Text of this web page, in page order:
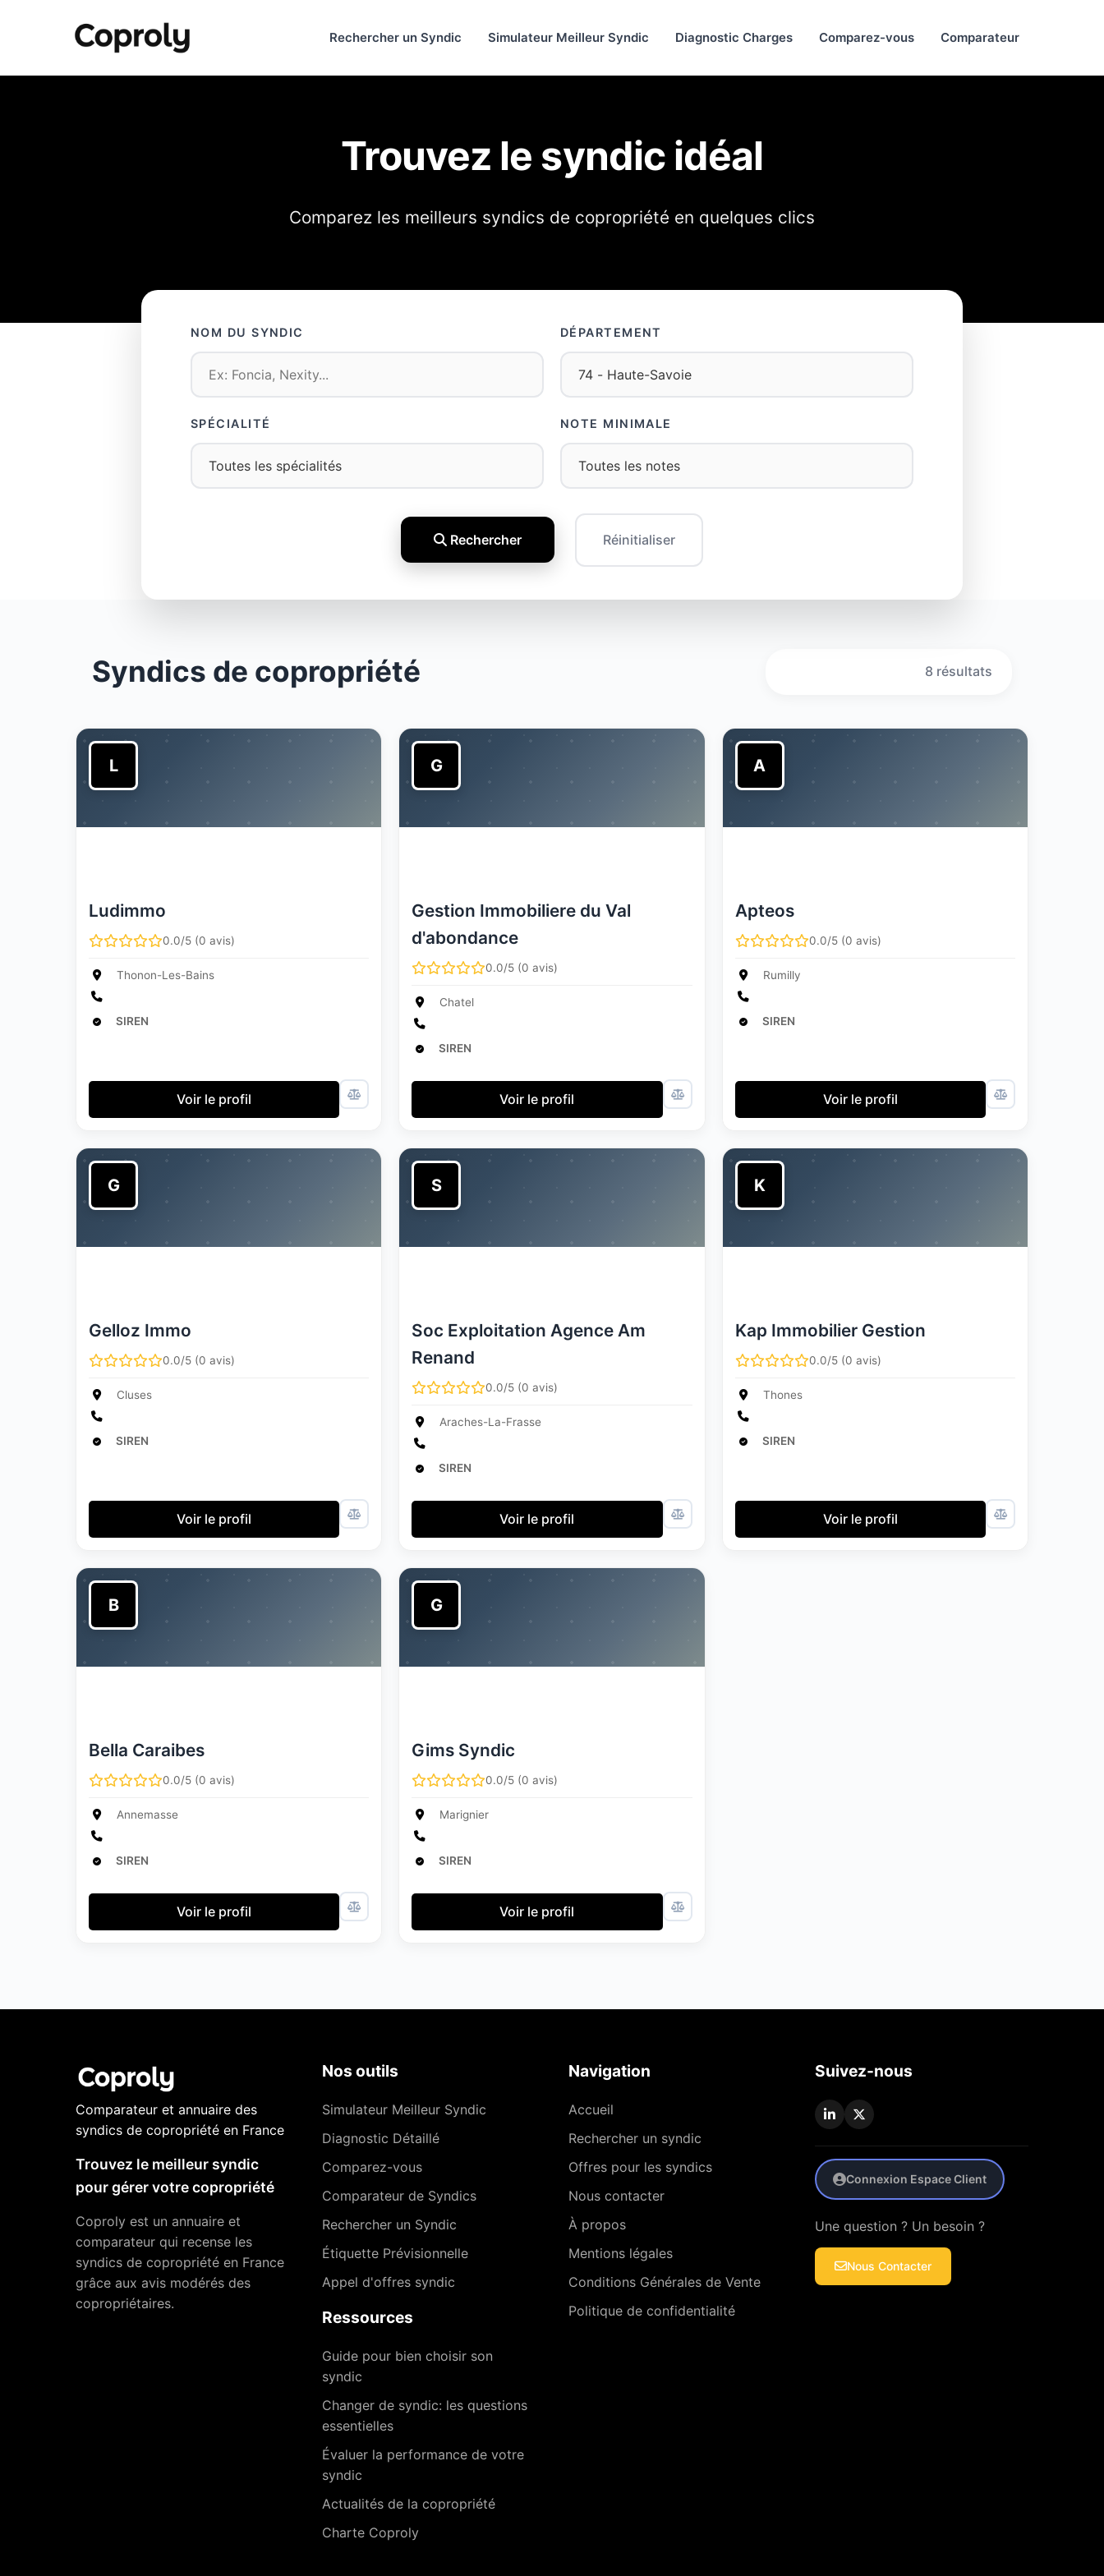
Rechercher un Syndic Simulateur Meilleur Syndic Diagnostic Charges Comparez-vous Comparateur
Trouvez le syndic idéal
Comparez les meilleurs syndics de copropriété en quelques clics
NOM DU SYNDIC DÉPARTEMENT
SPÉCIALITÉ NOTE MINIMALE
Rechercher Réinitialiser
Syndics de copropriété 8 résultats
L
Ludimmo
0.0/5 (0 avis)
Thonon-Les-Bains
SIREN
Voir le profil
G
Gestion Immobiliere du Val
d'abondance
0.0/5 (0 avis)
Chatel
SIREN
Voir le profil
A
Apteos
0.0/5 (0 avis)
Rumilly
SIREN
Voir le profil
G
Gelloz Immo
0.0/5 (0 avis)
Cluses
SIREN
Voir le profil
S
Soc Exploitation Agence Am
Renand
0.0/5 (0 avis)
Araches-La-Frasse
SIREN
Voir le profil
K
Kap Immobilier Gestion
0.0/5 (0 avis)
Thones
SIREN
Voir le profil
B
Bella Caraibes
0.0/5 (0 avis)
Annemasse
SIREN
Voir le profil
G
Gims Syndic
0.0/5 (0 avis)
Marignier
SIREN
Voir le profil
Comparateur et annuaire des
syndics de copropriété en France
Trouvez le meilleur syndic
pour gérer votre copropriété
Coproly est un annuaire et
comparateur qui recense les
syndics de copropriété en France
grâce aux avis modérés des
copropriétaires.
Nos outils
Simulateur Meilleur Syndic
Diagnostic Détaillé
Comparez-vous
Comparateur de Syndics
Rechercher un Syndic
Étiquette Prévisionnelle
Appel d'offres syndic
Ressources
Guide pour bien choisir son
syndic
Changer de syndic: les questions
essentielles
Évaluer la performance de votre
syndic
Actualités de la copropriété
Charte Coproly
Navigation
Accueil
Rechercher un syndic
Offres pour les syndics
Nous contacter
À propos
Mentions légales
Conditions Générales de Vente
Politique de confidentialité
Suivez-nous
Connexion Espace Client
Une question ? Un besoin ?
Nous Contacter